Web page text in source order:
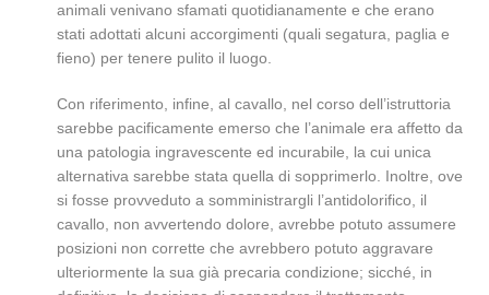
animali venivano sfamati quotidianamente e che erano
stati adottati alcuni accorgimenti (quali segatura, paglia e
fieno) per tenere pulito il luogo.
Con riferimento, infine, al cavallo, nel corso dell’istruttoria
sarebbe pacificamente emerso che l’animale era affetto da
una patologia ingravescente ed incurabile, la cui unica
alternativa sarebbe stata quella di sopprimerlo. Inoltre, ove
si fosse provveduto a somministrargli l’antidolorifico, il
cavallo, non avvertendo dolore, avrebbe potuto assumere
posizioni non corrette che avrebbero potuto aggravare
ulteriormente la sua già precaria condizione; sicché, in